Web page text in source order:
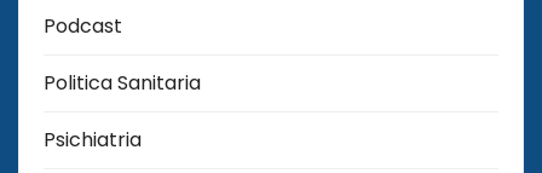
Podcast
Politica Sanitaria
Psichiatria